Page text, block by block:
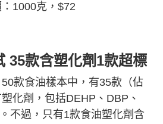
1000克，$72
35款含塑化劑1款超標
款食油樣本中，有35款（佔
化劑，包括DEHP、DBP、
不過，只有1款食油塑化劑含